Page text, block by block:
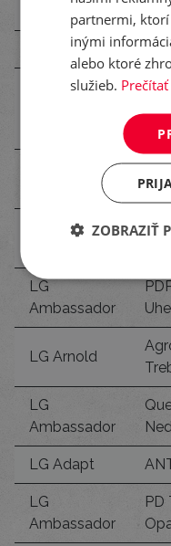
r. o.
LG Auckland
PD
LG
Ambassador
LG Arnold
LG
Ambassador
LG Adapt
LG
Ambassador
PD
partnermi,
inými
alebo ktoré
služieb.
ZOBRAZIŤ